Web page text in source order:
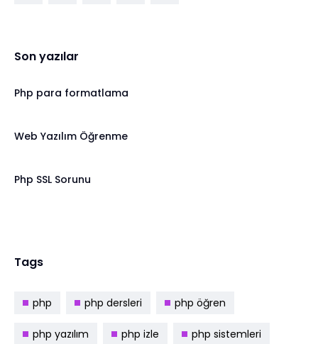
Son yazılar
Php para formatlama
Web Yazılım Öğrenme
Php SSL Sorunu
Tags
php php dersleri php öğren
php yazılım php izle php sistemleri